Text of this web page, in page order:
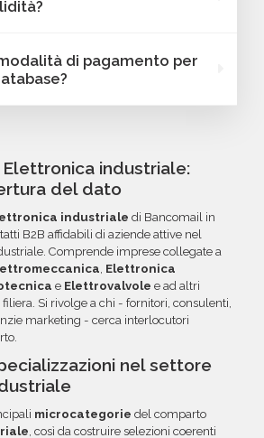
ai profili social e altre
le tue campagne B2B.
base a parametri strategici
di dipendenti, fatturato, forma
specifici. Se online non
che cerchi, contatta il
Elettronica industriale -
indirizzi email non validi
dall'acquisto, potrai richiedere
o DNS errati.
di pagamento per
Banca Sella e PayPal. Inoltre,
è possibile acquistare
su come sfruttare
industriale:
del dato
industriale di Bancomail in
B2B affidabili di aziende attive nel
Comprende imprese collegate a
, Elettronica
e Elettrovalvole e ad altri
Si rivolge a chi - fornitori, consulenti,
marketing - cerca interlocutori
nel settore
microcategorie del comparto
, così da costruire selezioni coerenti